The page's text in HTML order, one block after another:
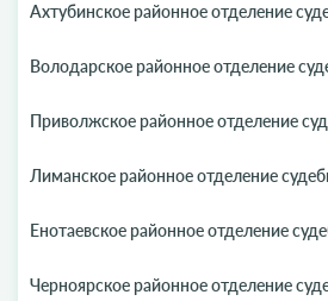
Ахтубинское районное отделение
Володарское районное отделение
Приволжское районное отделение
Лиманское районное отделение
Енотаевское районное отделение
Черноярское районное отделение